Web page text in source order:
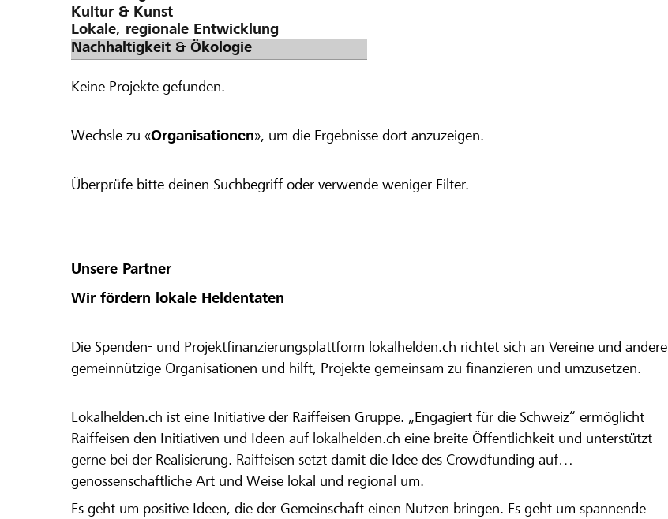
Keine Projekte gefunden.
Wechsle zu «Organisationen», um die Ergebnisse dort anzuzeigen.
Überprüfe bitte deinen Suchbegriff oder verwende weniger Filter.
Unsere Partner
Wir fördern lokale Heldentaten
Die Spenden- und Projektfinanzierungsplattform lokalhelden.ch richtet sich an Vereine und andere
gemeinnützige Organisationen und hilft, Projekte gemeinsam zu finanzieren und umzusetzen.
Lokalhelden.ch ist eine Initiative der Raiffeisen Gruppe. „Engagiert für die Schweiz“ ermöglicht
Raiffeisen den Initiativen und Ideen auf lokalhelden.ch eine breite Öffentlichkeit und unterstützt
gerne bei der Realisierung. Raiffeisen setzt damit die Idee des Crowdfunding auf
genossenschaftliche Art und Weise lokal und regional um.
Es geht um positive Ideen, die der Gemeinschaft einen Nutzen bringen. Es geht um spannende